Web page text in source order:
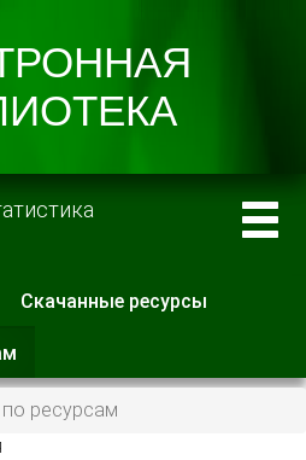
Скачанные ресурсы
вкладка)
по ресурсам